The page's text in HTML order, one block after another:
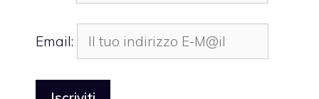
Email: